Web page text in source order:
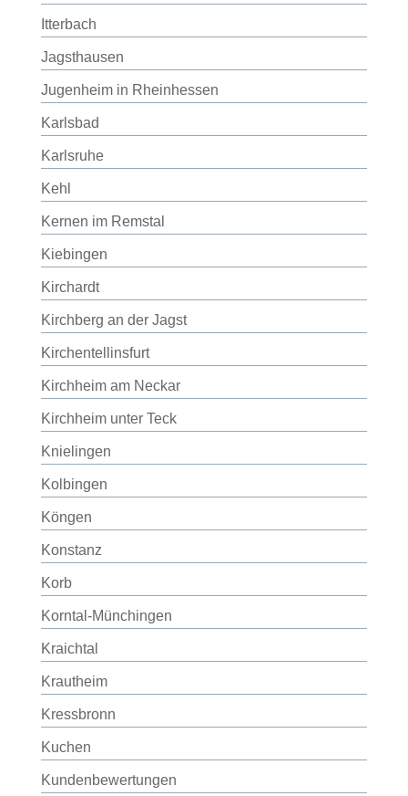
Itterbach
Jagsthausen
Jugenheim in Rheinhessen
Karlsbad
Karlsruhe
Kehl
Kernen im Remstal
Kiebingen
Kirchardt
Kirchberg an der Jagst
Kirchentellinsfurt
Kirchheim am Neckar
Kirchheim unter Teck
Knielingen
Kolbingen
Köngen
Konstanz
Korb
Korntal-Münchingen
Kraichtal
Krautheim
Kressbronn
Kuchen
Kundenbewertungen